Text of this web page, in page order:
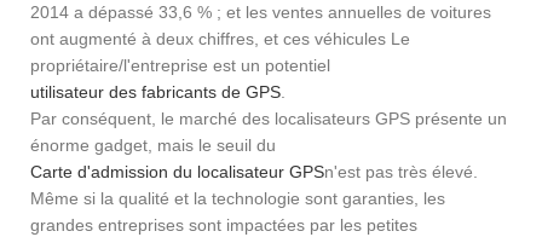
2014 a dépassé 33,6 % ; et les ventes annuelles de voitures
ont augmenté à deux chiffres, et ces véhicules Le
propriétaire/l'entreprise est un potentiel
utilisateur des fabricants de GPS
Par conséquent, le marché des localisateurs GPS présente un
énorme gadget, mais le seuil du
Carte d'admission du localisateur GPSn'est pas très élevé.
Même si la qualité et la technologie sont garanties, les
grandes entreprises sont impactées par les petites